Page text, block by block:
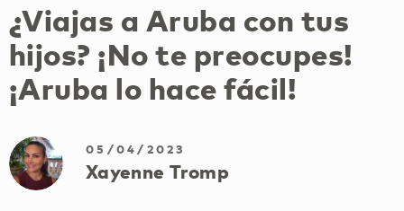
¿Viajas a Aruba con tus
hijos? ¡No te preocupes!
¡Aruba lo hace fácil!
05/04/2023
Xayenne Tromp